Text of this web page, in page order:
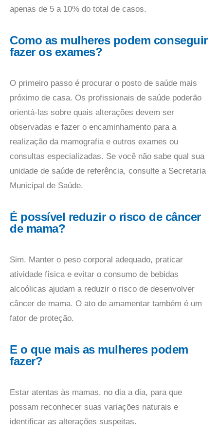
apenas de 5 a 10% do total de casos.
Como as mulheres podem conseguir
fazer os exames?
O primeiro passo é procurar o posto de saúde mais
próximo de casa. Os profissionais de saúde poderão
orientá-las sobre quais alterações devem ser
observadas e fazer o encaminhamento para a
realização da mamografia e outros exames ou
consultas especializadas. Se você não sabe qual sua
unidade de saúde de referência, consulte a Secretaria
Municipal de Saúde.
É possível reduzir o risco de câncer
de mama?
Sim. Manter o peso corporal adequado, praticar
atividade física e evitar o consumo de bebidas
alcoólicas ajudam a reduzir o risco de desenvolver
câncer de mama. O ato de amamentar também é um
fator de proteção.
E o que mais as mulheres podem
fazer?
Estar atentas às mamas, no dia a dia, para que
possam reconhecer suas variações naturais e
identificar as alterações suspeitas.